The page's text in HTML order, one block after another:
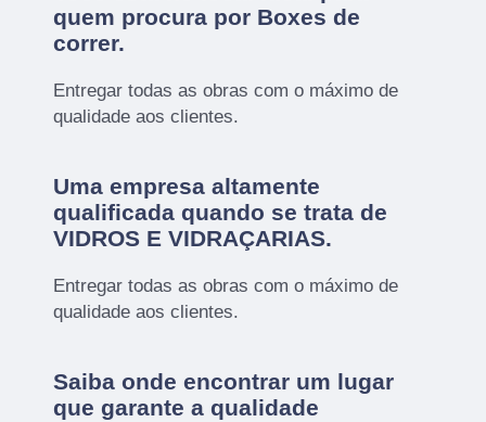
quem procura por Boxes de
correr.
Entregar todas as obras com o máximo de
qualidade aos clientes.
Uma empresa altamente
qualificada quando se trata de
VIDROS E VIDRAÇARIAS.
Entregar todas as obras com o máximo de
qualidade aos clientes.
Saiba onde encontrar um lugar
que garante a qualidade